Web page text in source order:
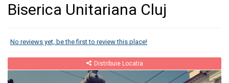
Biserica Unitariana Cluj
No reviews yet, be the first to review this place!
Distribuie Locatia